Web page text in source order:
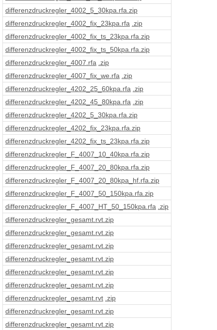
differenzdruckregler_4002_5_30kpa .rfa .zip
differenzdruckregler_4002_fix_23kpa .rfa .zip
differenzdruckregler_4002_fix_ts_23kpa .rfa .zip
differenzdruckregler_4002_fix_ts_50kpa .rfa .zip
differenzdruckregler_4007 .rfa .zip
differenzdruckregler_4007_fix_we .rfa .zip
differenzdruckregler_4202_25_60kpa .rfa .zip
differenzdruckregler_4202_45_80kpa .rfa .zip
differenzdruckregler_4202_5_30kpa .rfa .zip
differenzdruckregler_4202_fix_23kpa .rfa .zip
differenzdruckregler_4202_fix_ts_23kpa .rfa .zip
differenzdruckregler_F_4007_10_40kpa .rfa .zip
differenzdruckregler_F_4007_20_80kpa .rfa .zip
differenzdruckregler_F_4007_20_80kpa_hf .rfa .zip
differenzdruckregler_F_4007_50_150kpa .rfa .zip
differenzdruckregler_F_4007_HT_50_150kpa .rfa .zip
differenzdruckregler_gesamt .rvt .zip
differenzdruckregler_gesamt .rvt .zip
differenzdruckregler_gesamt .rvt .zip
differenzdruckregler_gesamt .rvt .zip
differenzdruckregler_gesamt .rvt .zip
differenzdruckregler_gesamt .rvt .zip
differenzdruckregler_gesamt .rvt .zip
differenzdruckregler_gesamt .rvt .zip
differenzdruckregler_gesamt .rvt .zip